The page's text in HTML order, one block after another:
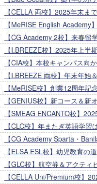
【CELLA 両校】2025年末ま
【MeRISE English Academy
【CG Academy 2校】来春留
【I.BREEZE校】2025年上半
【CIA校】本校キャンパス向
【I.BREEZE 両校】年末年始
【MeRISE校】創業12周年
【GENIUS校】新コース＆新
【SMEAG ENCANTO校】
【CLC校】年またぎ英語学
【CG Academy Sparta・
【ELSA ESL校】幼児教育の
【GLC校】航空券＆アクテ
【CELLA Uni/Premium校】